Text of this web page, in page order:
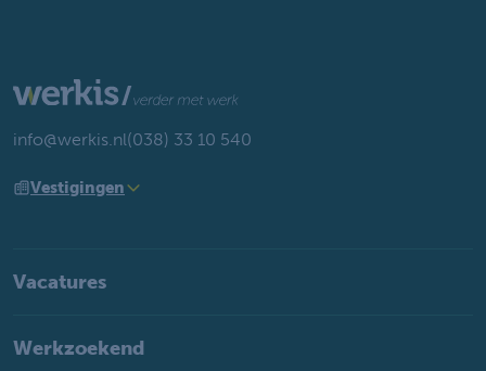
info@werkis.nl(038) 33 10 540
Vestigingen
Vacatures
Werkzoekend